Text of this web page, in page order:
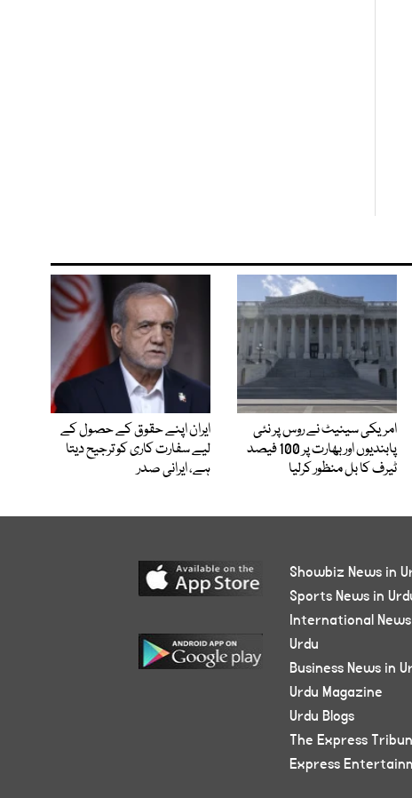
امریکی سینیٹ نے روس پر نئی
پابندیوں اور بھارت پر 100 فیصد
ٹیرف کا بل منظور کرلیا
ایران اپنے حقوق کے حصول کے
لیے سفارت کاری کو ترجیح دیتا
ہے، ایرانی صدر
Showbiz News in
Sports News in
International
Urdu
Business News in
Urdu Magazine
Urdu Blogs
The Express
Express